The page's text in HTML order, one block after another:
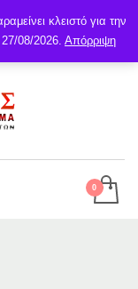
κλειστό για την
08/2026. Απόρριψη